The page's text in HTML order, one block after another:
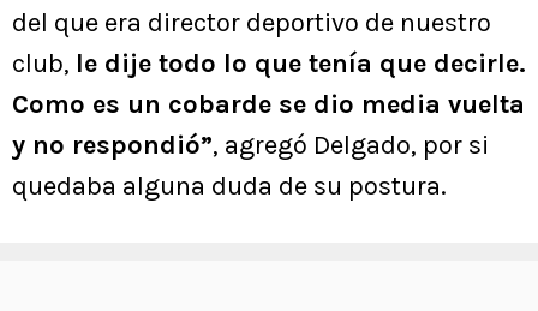
del que era director deportivo de nuestro
club, le dije todo lo que tenía que decirle.
Como es un cobarde se dio media vuelta
y no respondió”, agregó Delgado, por si
quedaba alguna duda de su postura.